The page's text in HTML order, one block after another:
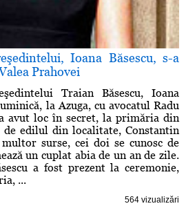
Ioana Băsescu, s-a
Prahovei
Traian Băsescu, Ioana
la Azuga, cu avocatul Radu
avut loc în secret, la primăria din
edilul din localitate, Constantin
surse, cei doi se cunosc de
un cuplat abia de un an de zile.
a fost prezent la ceremonie,
...
564 vizualizări